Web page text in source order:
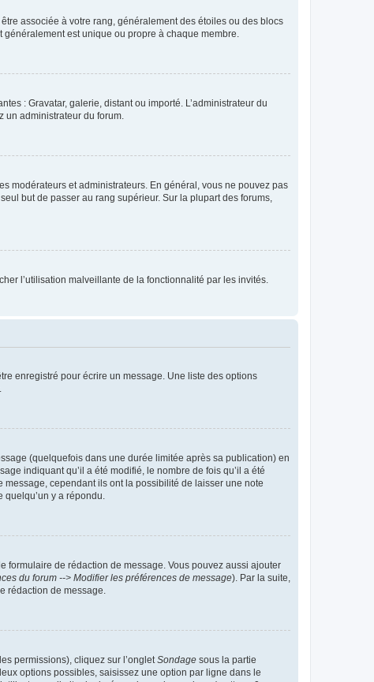
associée à votre rang, généralement des étoiles ou des blocs
est unique ou propre à chaque membre.
: Gravatar, galerie, distant ou importé. L’administrateur du
un administrateur du forum.
modérateurs et administrateurs. En général, vous ne pouvez pas
but de passer au rang supérieur. Sur la plupart des forums,
l’utilisation malveillante de la fonctionnalité par les invités.
enregistré pour écrire un message. Une liste des options
(quelquefois dans une durée limitée après sa publication) en
indiquant qu’il a été modifié, le nombre de fois qu’il a été
cependant ils ont la possibilité de laisser une note
quelqu’un y a répondu.
formulaire de rédaction de message. Vous pouvez aussi ajouter
du forum --> Modifier les préférences de message). Par la suite,
rédaction de message.
permissions), cliquez sur l’ongletSondage sous la partie
options possibles, saisissez une option par ligne dans le